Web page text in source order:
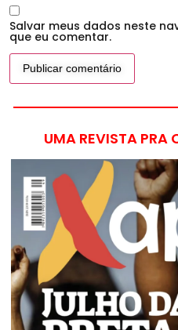
Salvar meus dados neste
que eu comentar.
UMA REVISTA PRA